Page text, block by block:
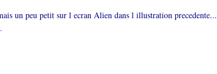
un peu petit sur l ecran Alien dans l illustration precedente...